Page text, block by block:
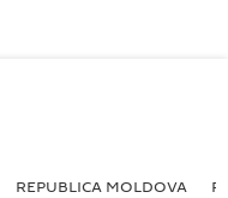
REPUBLICA MOLDOVA